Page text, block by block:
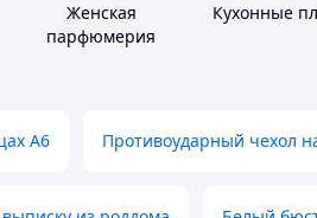
Женская
парфюмерия
Кухонные
А6 Противоударный чехол